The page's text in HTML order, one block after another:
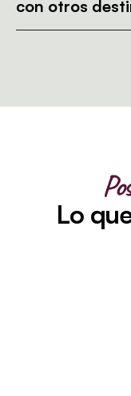
con otros
Lo